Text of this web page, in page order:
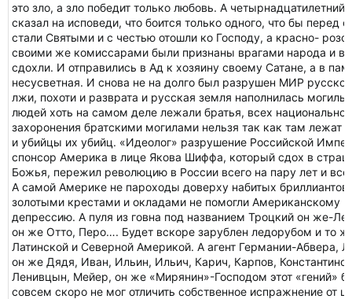
это зло, а зло победит только любовь. А
сказал на исповеди, что боится только одного, что бы
стали Святыми и с честью отошли ко Господу, а красно-
своими же комиссарами были признаны врагами народа и
сдохли. И отправились в Ад к хозяину своему Сатане, а в
несусветная. И снова не на долго был разрушен МИР
лжи, похоти и разврата и русская земля наполнилась
людей хоть на самом деле лежали братья, всех
захоронения братскими могилами нельзя так как там лежат
и убийцы их убийц. «Идеолог» разрушение Российской
спонсор Америка в лице Якова Шиффа, который сдох в
Божья, пережил революцию в России всего на пару лет и
А самой Америке не пароходы доверху набитых
золотыми крестами и окладами не помогли Американскому
депрессию. А пуля из говна под названием Троцкий он же-
он же Отто, Перо…. Будет вскоре зарублен ледорубом и то
Латинской и Северной Америкой. А агент Германии-Абвера,
он же Дядя, Иван, Ильин, Ильич, Карич, Карпов,
Ленивцын, Мейер, он же «Мирянин»-Господом этот «гений»
совсем скоро не мог отличить собственное испражнение от